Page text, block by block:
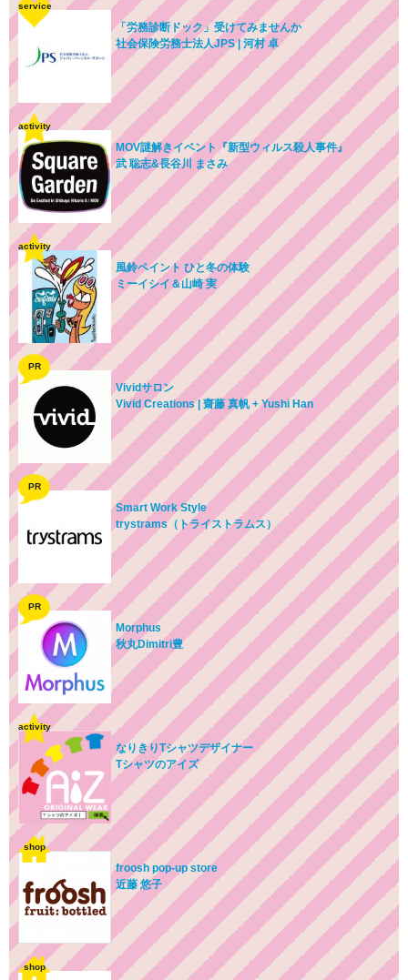
service
「労務診断ドック」受けてみませんか
社会保険労務士法人JPS | 河村 卓
activity
MOV謎解きイベント『新型ウィルス殺人事件』
武 聡志&長谷川 まさみ
activity
風鈴ペイント ひと冬の体験
ミーイシイ＆山崎 実
PR
Vividサロン
Vivid Creations | 齋藤 真帆 + Yushi Han
PR
Smart Work Style
trystrams（トライストラムス）
PR
Morphus
秋丸Dimitri豊
activity
なりきりTシャツデザイナー
Tシャツのアイズ
shop
froosh pop-up store
近藤 悠子
shop